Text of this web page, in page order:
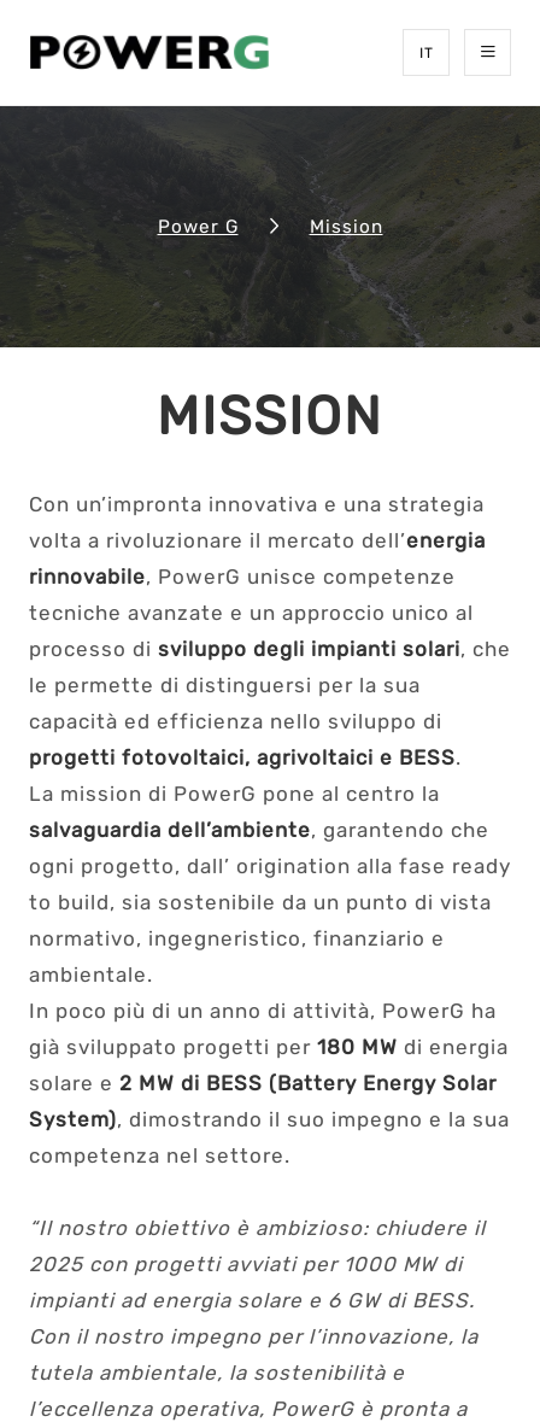
IT
Power G Mission
MISSION
Con un’impronta innovativa e una strategia
volta a rivoluzionare il mercato dell’energia
rinnovabile, PowerG unisce competenze
tecniche avanzate e un approccio unico al
processo di sviluppo degli impianti solari, che
le permette di distinguersi per la sua
capacità ed efficienza nello sviluppo di
progetti fotovoltaici, agrivoltaici e BESS.
La mission di PowerG pone al centro la
salvaguardia dell’ambiente, garantendo che
ogni progetto, dall’ origination alla fase ready
to build, sia sostenibile da un punto di vista
normativo, ingegneristico, finanziario e
ambientale.
In poco più di un anno di attività, PowerG ha
già sviluppato progetti per 180 MW di energia
solare e 2 MW di BESS (Battery Energy Solar
System), dimostrando il suo impegno e la sua
competenza nel settore.
“Il nostro obiettivo è ambizioso: chiudere il
2025 con progetti avviati per 1000 MW di
impianti ad energia solare e 6 GW di BESS.
Con il nostro impegno per l’innovazione, la
tutela ambientale, la sostenibilità e
l’eccellenza operativa, PowerG è pronta a